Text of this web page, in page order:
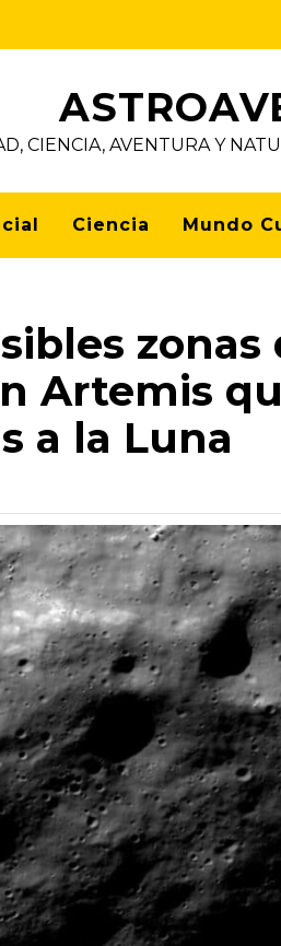
CIENCIA, AVENTURA Y
Ciencia Mundo
zonas
Artemis
a la Luna